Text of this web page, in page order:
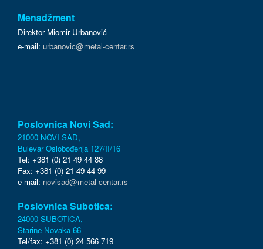
Menadžment
Direktor Miomir Urbanović
e-mail: urbanovic@metal-centar.rs
Poslovnica Novi Sad:
21000 NOVI SAD,
Bulevar Oslobođenja 127/II/16
Tel: +381 (0) 21 49 44 88
Fax: +381 (0) 21 49 44 99
e-mail: novisad@metal-centar.rs
Poslovnica Subotica:
24000 SUBOTICA,
Starine Novaka 66
Tel/fax: +381 (0) 24 566 719